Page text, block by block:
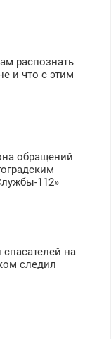
распознать
и что с этим
обращений
112»
на
следил